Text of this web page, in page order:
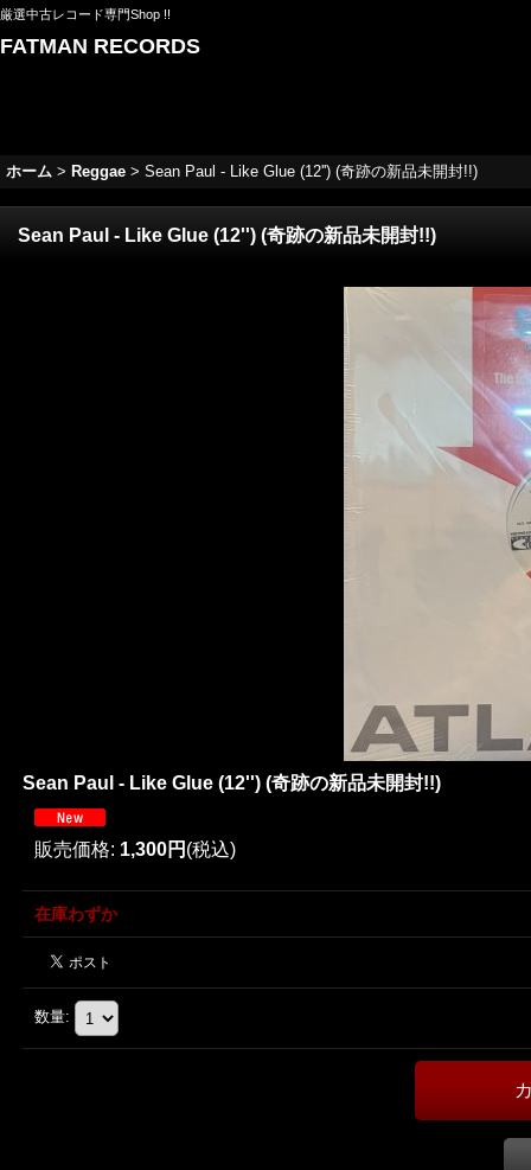
厳選中古レコード専門Shop !!
FATMAN RECORDS
ホーム > Reggae > Sean Paul - Like Glue (12'') (奇跡の新品未開封!!)
Sean Paul - Like Glue (12'') (奇跡の新品未開封!!)
Sean Paul - Like Glue (12'') (奇跡の新品未開封!!)
販売価格: 1,300円 (税込)
在庫わずか
数量: